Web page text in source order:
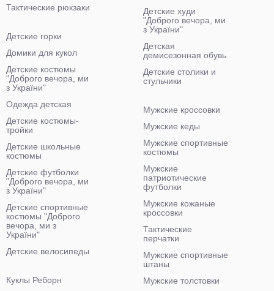
Тактические рюкзаки
Детские худи
"Доброго вечора, ми
з України"
Детская
демисезонная обувь
Детские столики и
стульчики
Детские горки
Домики для кукол
Детские костюмы
"Доброго вечора, ми
з України"
Одежда детская
Детские костюмы-
тройки
Детские школьные
костюмы
Детские футболки
"Доброго вечора, ми
з України"
Детские спортивные
костюмы "Доброго
вечора, ми з
України"
Детские велосипеды
Мужские кроссовки
Мужские кеды
Мужские спортивные
костюмы
Мужские
патриотические
футболки
Мужские кожаные
кроссовки
Тактические
перчатки
Мужские спортивные
штаны
Мужские толстовки
Куклы Реборн